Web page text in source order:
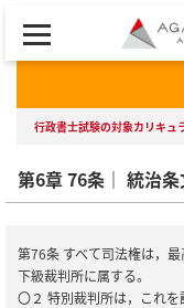
行政書士試験の対象カリキュ
第6章 76条｜ 統治
第76条 すべて司法権は，
下級裁判所に属する。
〇２ 特別裁判所は，これ